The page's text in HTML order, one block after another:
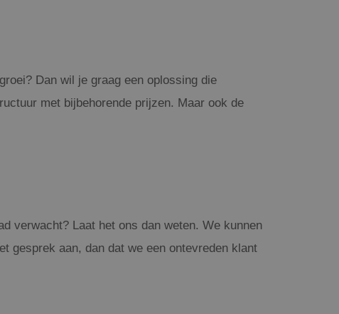
Dan wil je graag een oplossing die
met bijbehorende prijzen. Maar ook de
verwacht? Laat het ons dan weten. We kunnen
gesprek aan, dan dat we een ontevreden klant